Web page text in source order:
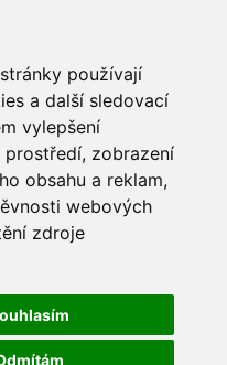
používají
a další sledovací
vylepšení
prostředí, zobrazení
obsahu a reklam,
webových
zdroje
1